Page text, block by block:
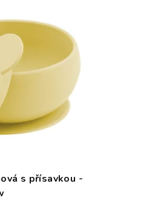
s přísavkou -